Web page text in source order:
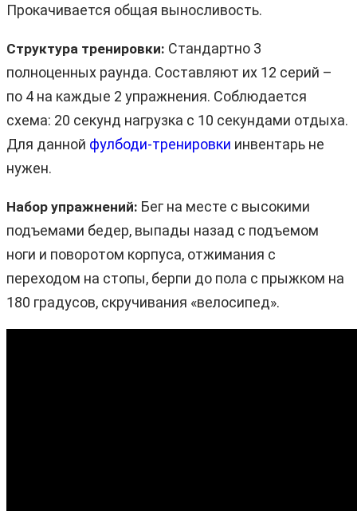
Прокачивается общая выносливость.
Структура тренировки: Стандартно 3
полноценных раунда. Составляют их 12 серий –
по 4 на каждые 2 упражнения. Соблюдается
схема: 20 секунд нагрузка с 10 секундами отдыха.
Для данной фулбоди-тренировки инвентарь не
нужен.
Набор упражнений: Бег на месте с высокими
подъемами бедер, выпады назад с подъемом
ноги и поворотом корпуса, отжимания с
переходом на стопы, берпи до пола с прыжком на
180 градусов, скручивания «велосипед».